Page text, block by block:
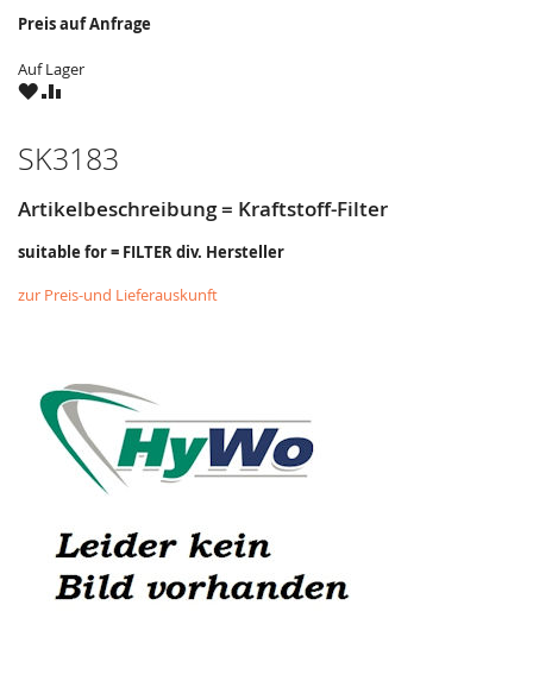
Preis auf Anfrage
Auf Lager
ZUZU
SK3183
Artikelbeschreibung = Kraftstoff-Filter
suitable for = FILTER div. Hersteller
zur Preis-und Lieferauskunft